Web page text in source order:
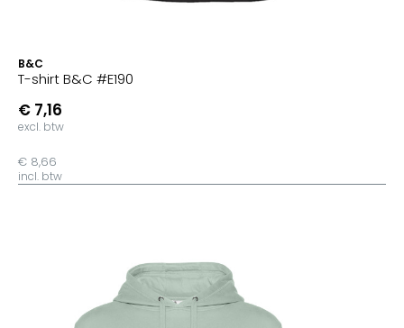
B&C
T-shirt B&C #E190
€ 7,16
excl. btw
€ 8,66
incl. btw